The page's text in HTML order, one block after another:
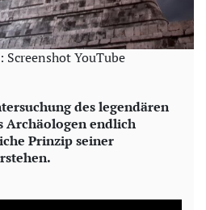
Screenshot YouTube
des legendären
Archäologen endlich
Prinzip seiner